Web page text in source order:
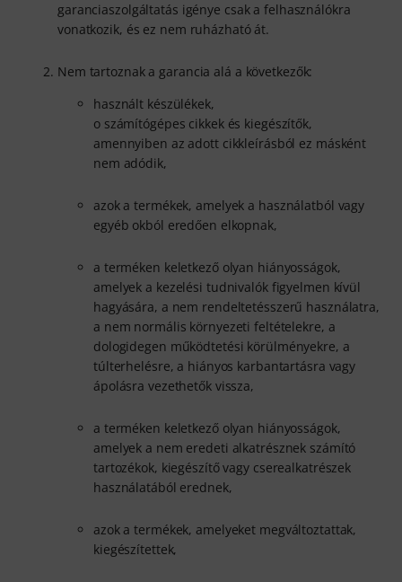
garanciaszolgáltatás igénye csak a felhasználókra
vonatkozik, és ez nem ruházható át.
Nem tartoznak a garancia alá a következők:
használt készülékek,
o számítógépes cikkek és kiegészítők,
amennyiben az adott cikkleírásból ez másként
nem adódik,
azok a termékek, amelyek a használatból vagy
egyéb okból eredően elkopnak,
a terméken keletkező olyan hiányosságok,
amelyek a kezelési tudnivalók figyelmen kívül
hagyására, a nem rendeltetésszerű használatra,
a nem normális környezeti feltételekre, a
dologidegen működtetési körülményekre, a
túlterhelésre, a hiányos karbantartásra vagy
ápolásra vezethetők vissza,
a terméken keletkező olyan hiányosságok,
amelyek a nem eredeti alkatrésznek számító
tartozékok, kiegészítő vagy cserealkatrészek
használatából erednek,
azok a termékek, amelyeket megváltoztattak,
kiegészítettek,